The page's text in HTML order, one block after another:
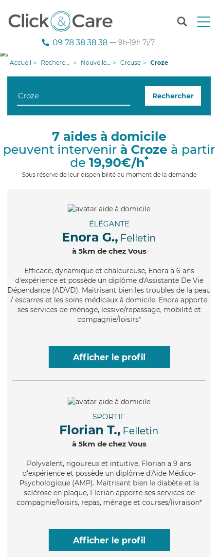
T
n
g
i
09 78 38 38 38 — 9h-19h 7j/7
Accueil Recherche aide à domicile Nouvelle-Aquitaine Creuse Croze
Rechercher
7 aides à domicile
peuvent intervenir à Croze à partir
de 19,90€/h*
Sous réserve de leur disponibilité au moment de la demande
ÉLÉGANTE
Enora G., Felletin
à 5km de chez Vous
Efficace, dynamique et chaleureuse, Enora a 6 ans
d'expérience et possède un diplôme d'Assistante De Vie
Dépendance (ADVD). Maitrisant bien les troubles de la peau
/ escarres et les soins médicaux à domicile, Enora apporte
ses services de ménage, lessive/repassage, mobilité et
compagnie/loisirs*
Afficher le profil
SPORTIF
Florian T., Felletin
à 5km de chez Vous
Polyvalent, rigoureux et intuitive, Florian a 9 ans
d'expérience et possède un diplôme d'Aide Médico-
Psychologique (AMP). Maitrisant bien le diabète et la
sclérose en plaque, Florian apporte ses services de
compagnie/loisirs, repas, ménage et courses/livraison*
Afficher le profil